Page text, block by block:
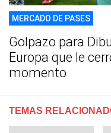
MERCADO DE PASES
Golpazo para
Europa que le
momento
TEMAS